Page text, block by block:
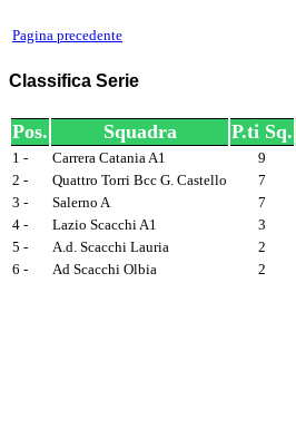
Pagina precedente
Classifica Serie
Pos. Squadra P.ti Sq.
1 - Carrera Catania A1 9
2 -
Quattro Torri Bcc G. Castello 7
3 -
Salerno A 7
4 -
Lazio Scacchi A1 3
5 -
A.d. Scacchi Lauria 2
6 -
Ad Scacchi Olbia 2